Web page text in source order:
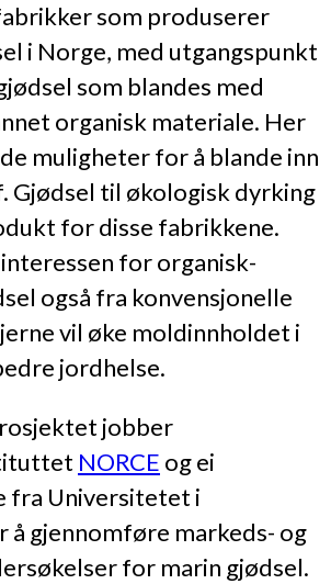
som produserer
i Norge, med utgangspunkt
som blandes med
organisk materiale. Her
muligheter for å blande inn
Gjødsel til økologisk dyrking
for disse fabrikkene.
for organisk-
også fra konvensjonelle
vil øke moldinnholdet i
jordhelse.
jobber
NORCE og ei
fra Universitetet i
å gjennomføre markeds- og
for marin gjødsel.